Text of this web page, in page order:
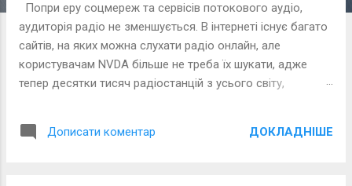
Попри еру соцмереж та сервісів потокового аудіо,
аудиторія радіо не зменшується. В інтернеті існує багато
сайтів, на яких можна слухати радіо онлайн, але
користувачам NVDA більше не треба їх шукати, адже
тепер десятки тисяч радіостанцій з усього світу,
Дописати коментар ДОКЛАДНІШЕ